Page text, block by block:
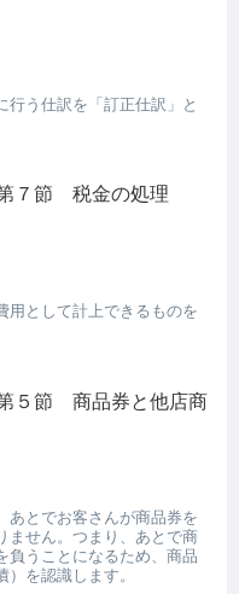
行う仕訳を「訂正仕訳」と
７節 税金の処理
用として計上できるものを
５節 商品券と他店商
あとでお客さんが商品券を
ません。つまり、あとで商
負うことになるため、商品
を認識します。